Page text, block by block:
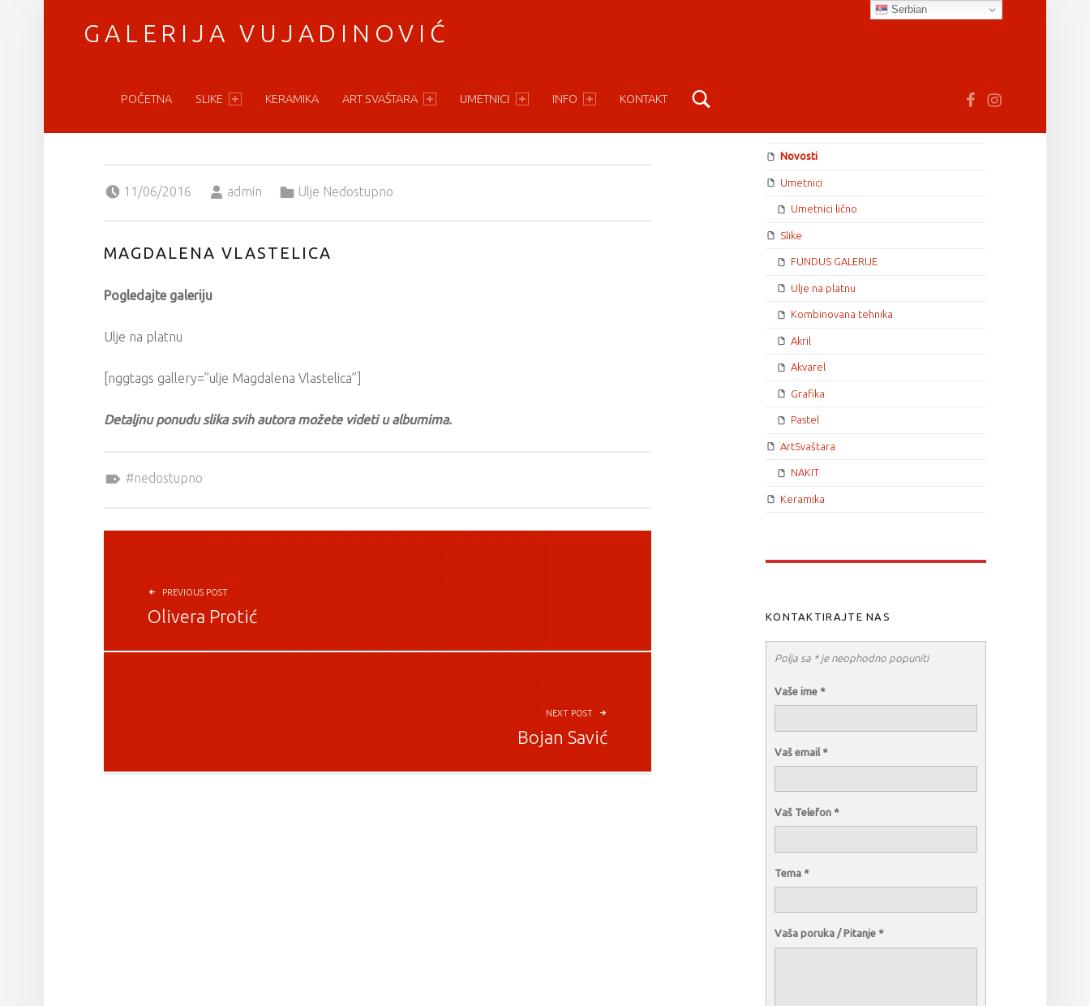
GALERIJA VUJADINOVIĆ
POČETNA SLIKE KERAMIKA ART SVAŠTARA UMETNICI INFO KONTAKT
11/06/2016
admin
Ulje Nedostupno
MAGDALENA VLASTELICA
Pogledajte galeriju
Ulje na platnu
[nggtags gallery=”ulje Magdalena Vlastelica”]
Detaljnu ponudu slika svih autora možete videti u albumima.
nedostupno
POST NAVIGATION
PREVIOUS POST
Olivera Protić
NEXT POST
Bojan Savić
Novosti
Umetnici
Umetnici lično
Slike
FUNDUS GALERIJE
Ulje na platnu
Kombinovana tehnika
Akril
Akvarel
Grafika
Pastel
ArtSvaštara
NAKIT
Keramika
KONTAKTIRAJTE NAS
Polja sa * je neophodno popuniti
Vaše ime *
Vaš email *
Vaš Telefon *
Tema *
Vaša poruka / Pitanje *
Serbian